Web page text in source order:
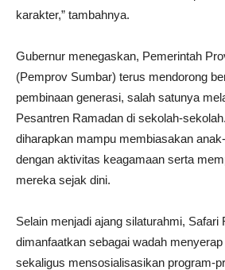
karakter,” tambahnya.
Gubernur menegaskan, Pemerintah
(Pemprov Sumbar) terus mendorong
pembinaan generasi, salah satunya
Pesantren Ramadan di sekolah-
diharapkan mampu membiasakan
dengan aktivitas keagamaan serta
mereka sejak dini.
Selain menjadi ajang silaturahmi, Safari
dimanfaatkan sebagai wadah
sekaligus mensosialisasikan program-